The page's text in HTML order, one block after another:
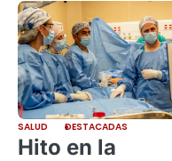
SALUD DESTACADAS
Hito en la